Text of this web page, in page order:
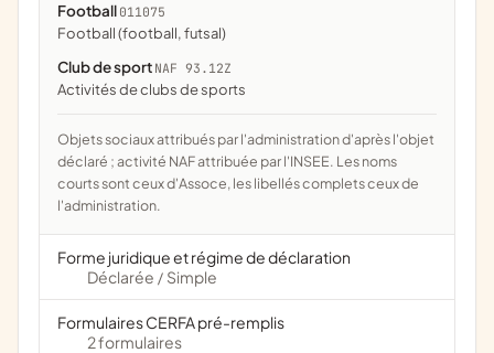
Football 011075
Football (football, futsal)
Club de sport NAF 93.12Z
Activités de clubs de sports
Objets sociaux attribués par l'administration d'après l'objet
déclaré ; activité NAF attribuée par l'INSEE. Les noms
courts sont ceux d'Assoce, les libellés complets ceux de
l'administration.
Forme juridique et régime de déclaration
Déclarée / Simple
Formulaires CERFA pré-remplis
2 formulaires